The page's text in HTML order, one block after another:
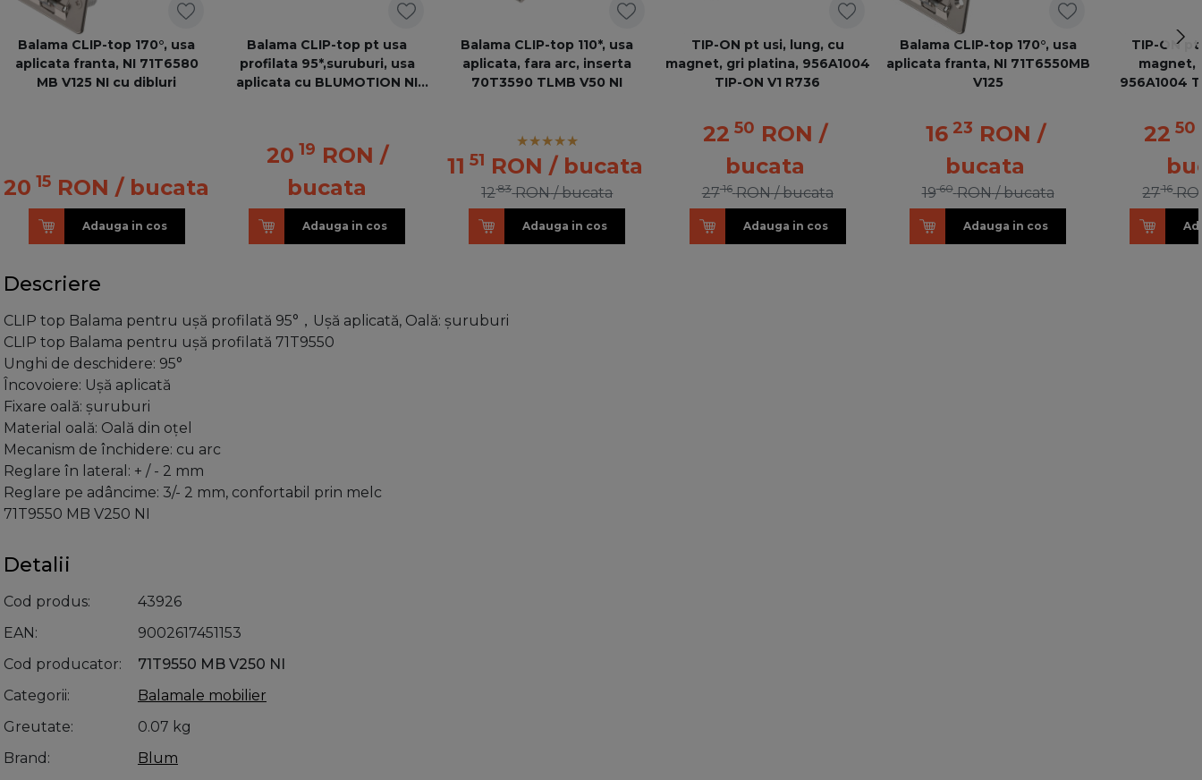
Balama CLIP-top 170°, usa
aplicata franta, NI 71T6580
MB V125 NI cu dibluri
20 15 RON / bucata
Adauga in cos
Balama CLIP-top pt usa
profilata 95*,suruburi, usa
aplicata cu BLUMOTION NI
20 19 RON /
bucata
Adauga in cos
Balama CLIP-top 110*, usa
aplicata, fara arc, inserta
70T3590 TLMB V50 NI
11 51 RON / bucata
1283 RON / bucata
Adauga in cos
TIP-ON pt usi, lung, cu
magnet, gri platina, 956A1004
TIP-ON V1 R736
22 50 RON /
bucata
2716 RON / bucata
Adauga in cos
Balama CLIP-top 170°, usa
aplicata franta, NI 71T6550MB
V125
16 23 RON /
bucata
1960 RON / bucata
Adauga in cos
TIP-ON
magnet,
956A1004
22 50
2716
Descriere
CLIP top Balama pentru uşă profilată 95°，Uşă aplicată, Oală: şuruburi
CLIP top Balama pentru uşă profilată 71T9550
Unghi de deschidere: 95°
Încovoiere: Uşă aplicată
Fixare oală: şuruburi
Material oală: Oală din oţel
Mecanism de închidere: cu arc
Reglare în lateral: + / - 2 mm
Reglare pe adâncime: 3/- 2 mm, confortabil prin melc
71T9550 MB V250 NI
Detalii
Cod produs
43926
EAN
9002617451153
Cod producator
71T9550 MB V250 NI
Categorii
Balamale mobilier
Greutate
0.07 kg
Brand
Blum